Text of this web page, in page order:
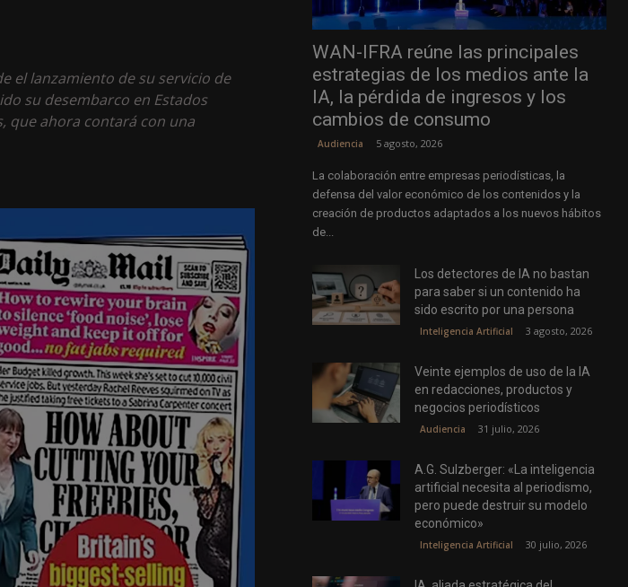
el lanzamiento de su servicio de
su desembarco en Estados
que ahora contará con una
WAN-IFRA reúne las principales
estrategias de los medios ante la
IA, la pérdida de ingresos y los
cambios de consumo
Audiencia 5 agosto, 2026
La colaboración entre empresas periodísticas, la
defensa del valor económico de los contenidos y la
creación de productos adaptados a los nuevos hábitos
de...
Los detectores de IA no bastan
para saber si un contenido ha
sido escrito por una persona
Inteligencia Artificial 3 agosto, 2026
Veinte ejemplos de uso de la IA
en redacciones, productos y
negocios periodísticos
Audiencia 31 julio, 2026
A.G. Sulzberger: «La inteligencia
artificial necesita al periodismo,
pero puede destruir su modelo
económico»
Inteligencia Artificial 30 julio, 2026